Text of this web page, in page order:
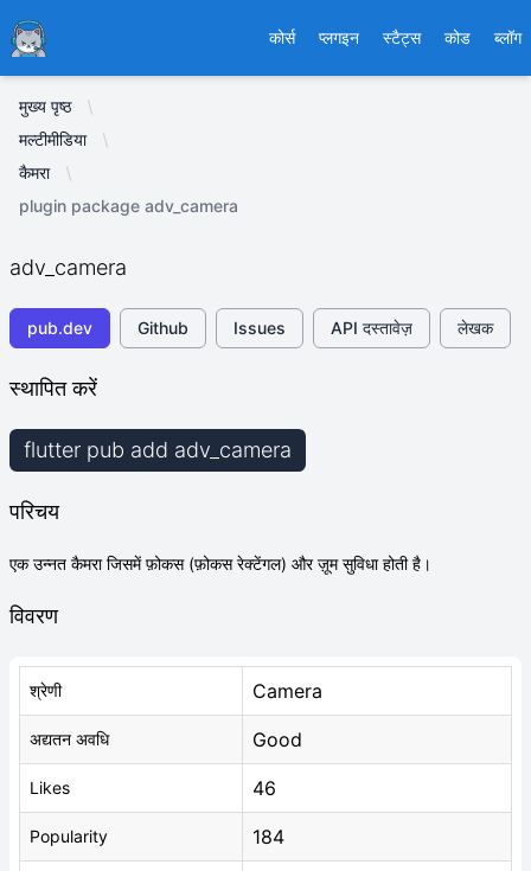
Ducafecat कोर्स प्लगइन स्टैट्स कोड ब्लॉग
मुख्य पृष्ठ
मल्टीमीडिया
कैमरा
plugin package adv_camera
adv_camera
pub.dev Github Issues API दस्तावेज़ लेखक
स्थापित करें
flutter pub add adv_camera
परिचय
एक उन्नत कैमरा जिसमें फ़ोकस (फ़ोकस रेक्टेंगल) और ज़ूम सुविधा होती है।
विवरण
श्रेणी Camera
अद्यतन अवधि Good
Likes 46
Popularity 184